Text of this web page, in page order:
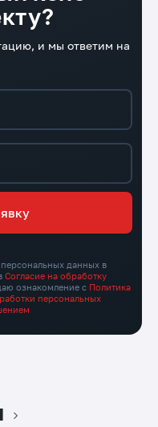
и мы ответим на
данных в
Согласие на обработку
ознакомление с Политика
персональных